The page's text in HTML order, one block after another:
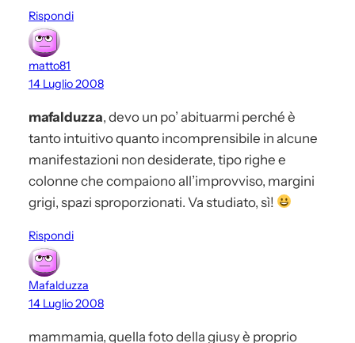
Rispondi
matto81
14 Luglio 2008
mafalduzza, devo un po’ abituarmi perché è
tanto intuitivo quanto incomprensibile in alcune
manifestazioni non desiderate, tipo righe e
colonne che compaiono all’improvviso, margini
grigi, spazi sproporzionati. Va studiato, sì!
Rispondi
Mafalduzza
14 Luglio 2008
mammamia, quella foto della giusy è proprio